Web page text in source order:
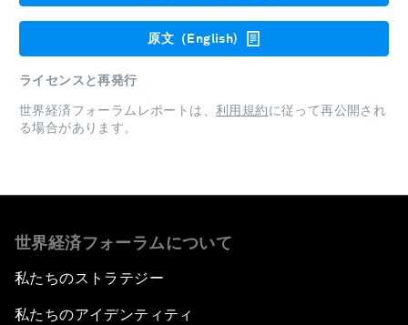
原文（English)
ライセンスと再発行
世界経済フォーラムレポートは、 利用規約に従って再公開され
る場合があります。
世界経済フォーラムについて
私たちのストラテジー
私たちのアイデンティティ